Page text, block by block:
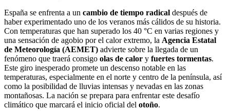
España se enfrenta a un cambio de tiempo radical después de
haber experimentado uno de los veranos más cálidos de su historia.
Con temperaturas que han superado los 40 °C en varias regiones y
una sensación de agobio por el calor extremo, la Agencia Estatal
de Meteorología (AEMET) advierte sobre la llegada de un
fenómeno que traerá consigo olas de calor y fuertes tormentas.
Este giro inesperado promete un descenso notable en las
temperaturas, especialmente en el norte y centro de la península, así
como la posibilidad de lluvias intensas y nevadas en las zonas
montañosas. La nación se prepara para enfrentar este desafío
climático que marcará el inicio oficial del otoño.